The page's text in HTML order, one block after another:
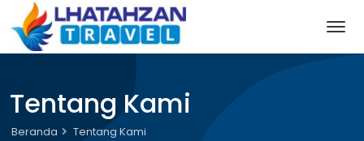
Tentang Kami
Beranda Tentang Kami